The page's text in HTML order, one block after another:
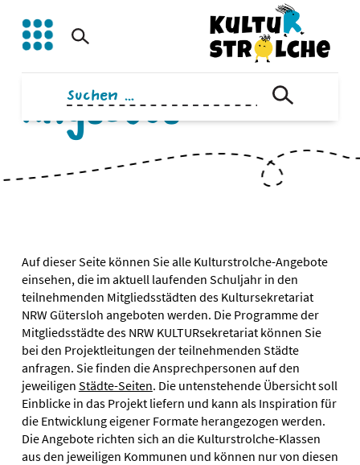
Inhalt
springen
Suchen
nach:
Angebote
Auf dieser Seite können Sie alle Kulturstrolche-Angebote
einsehen, die im aktuell laufenden Schuljahr in den
teilnehmenden Mitgliedsstädten des Kultursekretariat
NRW Gütersloh angeboten werden. Die Programme der
Mitgliedsstädte des NRW KULTURsekretariat können Sie
bei den Projektleitungen der teilnehmenden Städte
anfragen. Sie finden die Ansprechpersonen auf den
jeweiligen Städte-Seiten. Die untenstehende Übersicht soll
Einblicke in das Projekt liefern und kann als Inspiration für
die Entwicklung eigener Formate herangezogen werden.
Die Angebote richten sich an die Kulturstrolche-Klassen
aus den jeweiligen Kommunen und können nur von diesen